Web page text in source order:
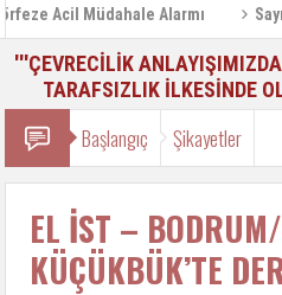
Acil Müdahale Alarmı
'''ÇEVRECİLİK
TARAFSIZLIK İLKESİNDE
Başlangıç Şikayetler
EL İST –
KÜÇÜKBÜK’TE